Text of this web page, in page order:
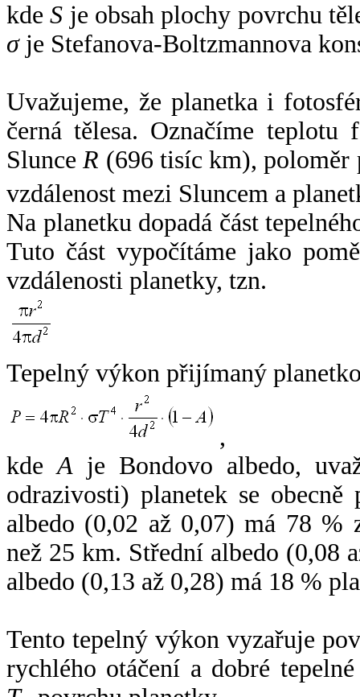
kdeS je obsah plochy povrchu
σje Stefanova-Boltzmannova
Uvažujeme, že planetka i
černá tělesa. Označíme
SlunceR (696 tisíc km),
vzdálenost mezi Sluncem a
Na planetku dopadá část
Tuto část vypočítáme jako
vzdálenosti planetky, tzn.
Tepelný výkon přijímaný
,
kdeA je Bondovo albedo,
odrazivosti) planetek se
albedo (0,02 až 0,07) má 78 %
než 25 km. Střední albedo (0,08
albedo (0,13 až 0,28) má 18 %
Tento tepelný výkon vyzařuje
rychlého otáčení a dobré